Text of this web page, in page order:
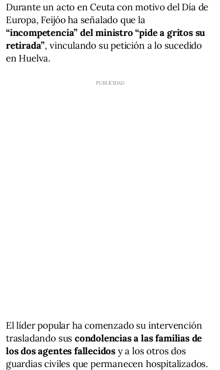
Durante un acto en Ceuta con motivo del Día de
Europa, Feijóo ha señalado que la
“incompetencia” del ministro “pide a gritos su
retirada”, vinculando su petición a lo sucedido
en Huelva.
El líder popular ha comenzado su intervención
trasladando sus condolencias a las familias de
los dos agentes fallecidos y a los otros dos
guardias civiles que permanecen hospitalizados.